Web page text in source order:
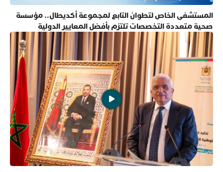
المستشفى الخاص لتطوان التابع لمجموعة أكديطال.. مؤسسة
صحية متعددة التخصصات تلتزم بأفضل المعايير الدولية